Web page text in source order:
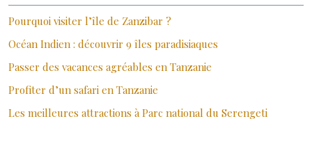
Pourquoi visiter l’île de Zanzibar ?
Océan Indien : découvrir 9 îles paradisiaques
Passer des vacances agréables en Tanzanie
Profiter d’un safari en Tanzanie
Les meilleures attractions à Parc national du Serengeti